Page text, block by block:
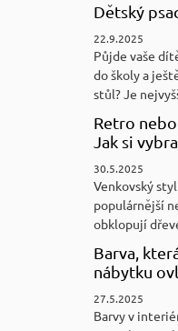
Dětský
22.9.2025
Půjde vaše
do školy a
stůl? Je
Retro
Jak si
30.5.2025
Venkovský
populárnější
obklopují
Barva,
nábytku
27.5.2025
Barvy v